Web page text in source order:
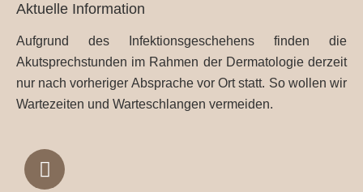
Aktuelle Information
Aufgrund des Infektionsgeschehens finden die
Akutsprechstunden im Rahmen der Dermatologie derzeit
nur nach vorheriger Absprache vor Ort statt. So wollen wir
Wartezeiten und Warteschlangen vermeiden.